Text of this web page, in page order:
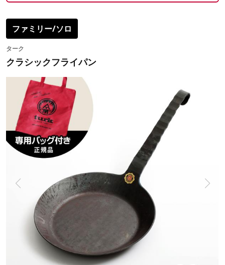
ファミリー/ソロ
ターク
クラシックフライパン